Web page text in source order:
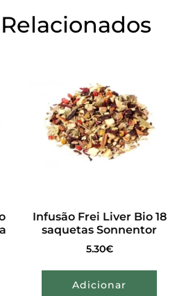
Infusão Frei Liver Bio 18
saquetas Sonnentor
5.30€
Adicionar